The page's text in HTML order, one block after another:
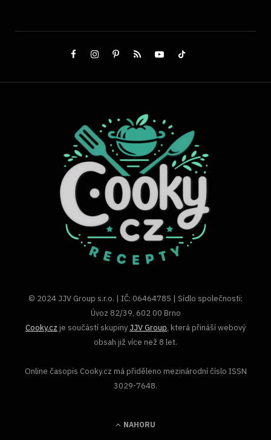
© 2024 JJV Group s.r.o. | IČ: 06464785 | Sídlo společnosti:
Úvoz 82/39, 602 00 Brno
Cooky.cz je součástí skupiny JJV Group, která přináší webový
obsah již více než 8 let.
Online časopis Cooky.cz má přiděleno mezinárodní číslo ISSN
3029-7648.
NAHORU